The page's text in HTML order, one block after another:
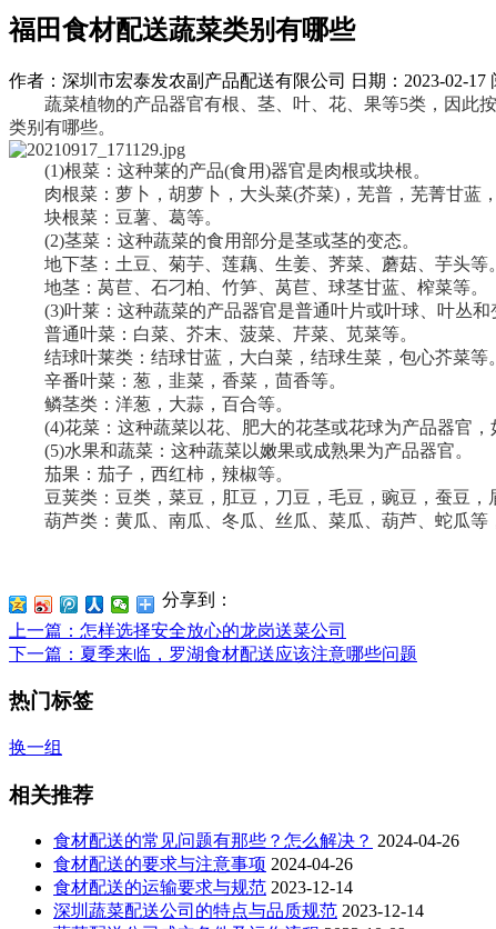
福田食材配送蔬菜类别有哪些
作者：深圳市宏泰发农副产品配送有限公司 日期：2023-02-17
蔬菜植物的产品器官有根、茎、叶、花、果等5类，因此按
类别有哪些。
(1)根菜：这种莱的产品(食用)器官是肉根或块根。
肉根菜：萝卜，胡萝卜，大头菜(芥菜)，芜普，芜菁甘蓝，
块根菜：豆薯、葛等。
(2)茎菜：这种蔬菜的食用部分是茎或茎的变态。
地下茎：土豆、菊芋、莲藕、生姜、荠菜、蘑菇、芋头等。
地茎：莴苣、石刁柏、竹笋、莴苣、球茎甘蓝、榨菜等。
(3)叶莱：这种蔬菜的产品器官是普通叶片或叶球、叶丛和
普通叶菜：白菜、芥末、菠菜、芹菜、苋菜等。
结球叶莱类：结球甘蓝，大白菜，结球生菜，包心芥菜等。
辛番叶菜：葱，韭菜，香菜，茴香等。
鳞茎类：洋葱，大蒜，百合等。
(4)花菜：这种蔬菜以花、肥大的花茎或花球为产品器官，
(5)水果和蔬菜：这种蔬菜以嫩果或成熟果为产品器官。
茄果：茄子，西红柿，辣椒等。
豆荚类：豆类，菜豆，肛豆，刀豆，毛豆，豌豆，蚕豆，
葫芦类：黄瓜、南瓜、冬瓜、丝瓜、菜瓜、葫芦、蛇瓜等
分享到：
上一篇 ：怎样选择安全放心的龙岗送菜公司
下一篇 ：夏季来临，罗湖食材配送应该注意哪些问题
热门标签
换一组
相关推荐
食材配送的常见问题有那些？怎么解决？ 2024-04-26
食材配送的要求与注意事项 2024-04-26
食材配送的运输要求与规范 2023-12-14
深圳蔬菜配送公司的特点与品质规范 2023-12-14